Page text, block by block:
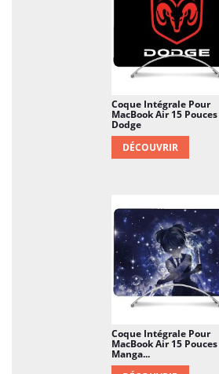
Coque Intégrale Pour
MacBook Air 15 Pouces
Dodge
DÉCOUVRIR
Coque Intégrale Pour
MacBook Air 15 Pouces
Manga...